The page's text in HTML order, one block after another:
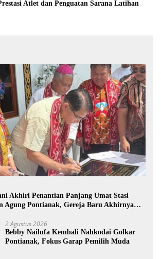
Atlet dan Penguatan Sarana Latihan
Akhiri Penantian Panjang Umat Stasi
Agung Pontianak, Gereja Baru Akhirnya
2 Agustus 2026
Bebby Nailufa Kembali Nahkodai Golkar
Pontianak, Fokus Garap Pemilih Muda